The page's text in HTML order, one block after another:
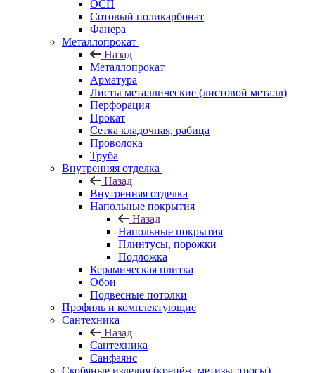
ОСП
Сотовый поликарбонат
Фанера
Металлопрокат
Назад
Металлопрокат
Арматура
Листы металлические (листовой металл)
Перфорация
Прокат
Сетка кладочная, рабица
Проволока
Труба
Внутренняя отделка
Назад
Внутренняя отделка
Напольные покрытия
Назад
Напольные покрытия
Плинтусы, порожки
Подложка
Керамическая плитка
Обои
Подвесные потолки
Профиль и комплектующие
Сантехника
Назад
Сантехника
Санфаянс
Скобяные изделия (крепёж, метизы, тросы)